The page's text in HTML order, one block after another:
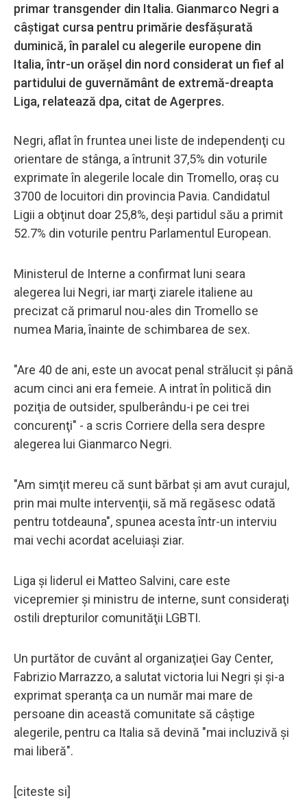
primar transgender din Italia. Gianmarco Negri a
câştigat cursa pentru primărie desfăşurată
duminică, în paralel cu alegerile europene din
Italia, într-un orăşel din nord considerat un fief al
partidului de guvernământ de extremă-dreapta
Liga, relatează dpa, citat de Agerpres.
Negri, aflat în fruntea unei liste de independenţi cu
orientare de stânga, a întrunit 37,5% din voturile
exprimate în alegerile locale din Tromello, oraş cu
3700 de locuitori din provincia Pavia. Candidatul
Ligii a obţinut doar 25,8%, deşi partidul său a primit
52.7% din voturile pentru Parlamentul European.
Ministerul de Interne a confirmat luni seara
alegerea lui Negri, iar marţi ziarele italiene au
precizat că primarul nou-ales din Tromello se
numea Maria, înainte de schimbarea de sex.
"Are 40 de ani, este un avocat penal strălucit şi până
acum cinci ani era femeie. A intrat în politică din
poziţia de outsider, spulberându-i pe cei trei
concurenţi" - a scris Corriere della sera despre
alegerea lui Gianmarco Negri.
"Am simţit mereu că sunt bărbat şi am avut curajul,
prin mai multe intervenţii, să mă regăsesc odată
pentru totdeauna", spunea acesta într-un interviu
mai vechi acordat aceluiaşi ziar.
Liga şi liderul ei Matteo Salvini, care este
vicepremier şi ministru de interne, sunt consideraţi
ostili drepturilor comunităţii LGBTI.
Un purtător de cuvânt al organizaţiei Gay Center,
Fabrizio Marrazzo, a salutat victoria lui Negri şi şi-a
exprimat speranţa ca un număr mai mare de
persoane din această comunitate să câştige
alegerile, pentru ca Italia să devină "mai incluzivă şi
mai liberă".
[citeste si]